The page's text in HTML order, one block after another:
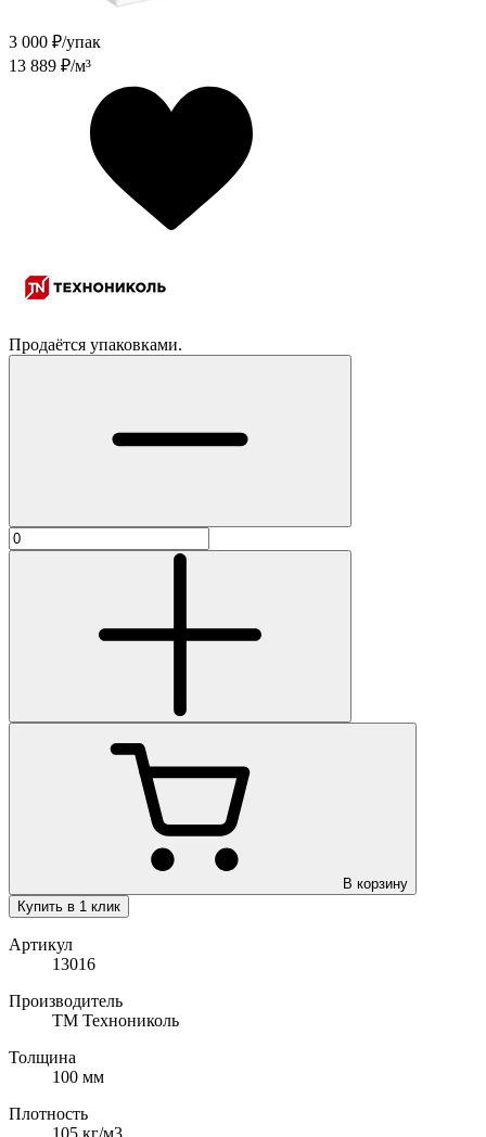
3 000 ₽/упак
13 889 ₽/м³
Продаётся упаковками.
В корзину
Купить в 1 клик
Артикул
13016
Производитель
ТМ Технониколь
Толщина
100 мм
Плотность
105 кг/м3